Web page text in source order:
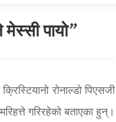
पायो”
रोनाल्डो पिएसजी
गरिरहेको बताएका हुन्।